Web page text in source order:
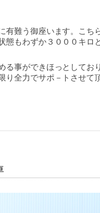
難う御座います。こち
もわずか３０００キロ
事ができほっとしてお
全力でサポ－トさせて